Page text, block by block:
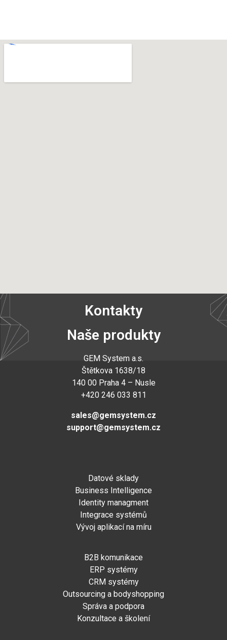
Kontakty
Naše produkty
GEM System a.s.
Štětkova 1638/18
140 00 Praha 4 – Nusle
+420 246 033 811
sales@gemsystem.cz
support@gemsystem.cz
Datové sklady
Business Intelligence
Identity managment
Integrace systémů
Vývoj aplikací na míru
B2B komunikace
ERP systémy
CRM systémy
Outsourcing a bodyshopping
Správa a podpora
Konzultace a školení